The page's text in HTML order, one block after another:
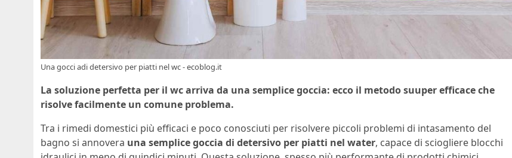
Una gocci adi detersivo per piatti nel wc - ecoblog.it
La soluzione perfetta per il wc arriva da una semplice goccia: ecco il metodo suuper efficace che
risolve facilmente un comune problema.
Tra i rimedi domestici più efficaci e poco conosciuti per risolvere piccoli problemi di intasamento del
bagno si annovera una semplice goccia di detersivo per piatti nel water, capace di sciogliere blocchi